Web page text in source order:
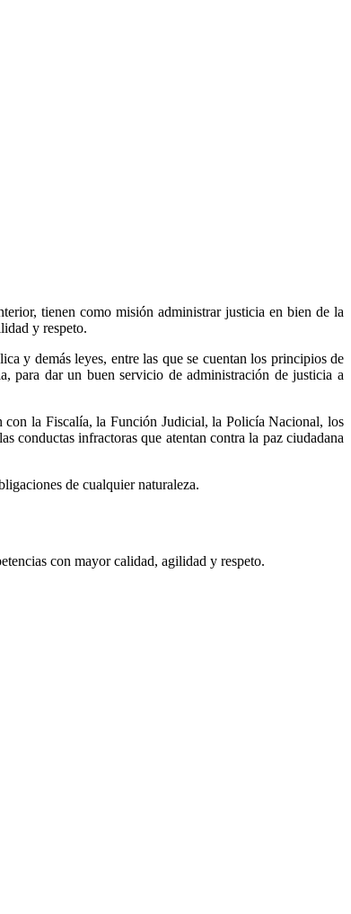
tienen como misión administrar justicia en bien de la
y respeto.
y demás leyes, entre las que se cuentan los principios de
para dar un buen servicio de administración de justicia a
con la Fiscalía, la Función Judicial, la Policía Nacional, los
conductas infractoras que atentan contra la paz ciudadana
de cualquier naturaleza.
con mayor calidad, agilidad y respeto.